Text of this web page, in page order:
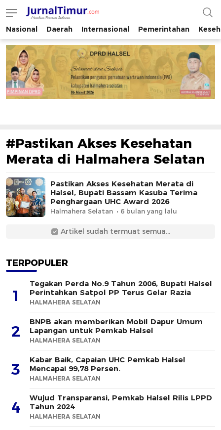
JurnalTimur.com
Membaca Peristiwa Indonesia
Nasional Daerah Internasional Pemerintahan
#Pastikan Akses Kesehatan
Merata di Halmahera Selatan
Pastikan Akses Kesehatan Merata di
Halsel, Bupati Bassam Kasuba Terima
Penghargaan UHC Award 2026
Halmahera Selatan 6 bulan yang lalu
Artikel sudah termuat semua...
TERPOPULER
1
Tegakan Perda No.9 Tahun 2006, Bupati Halsel
Perintahkan Satpol PP Terus Gelar Razia
HALMAHERA SELATAN
2
BNPB akan memberikan Mobil Dapur Umum
Lapangan untuk Pemkab Halsel
HALMAHERA SELATAN
3
Kabar Baik, Capaian UHC Pemkab Halsel
Mencapai 99,78 Persen.
HALMAHERA SELATAN
4
Wujud Transparansi, Pemkab Halsel Rilis LPPD
Tahun 2024
HALMAHERA SELATAN